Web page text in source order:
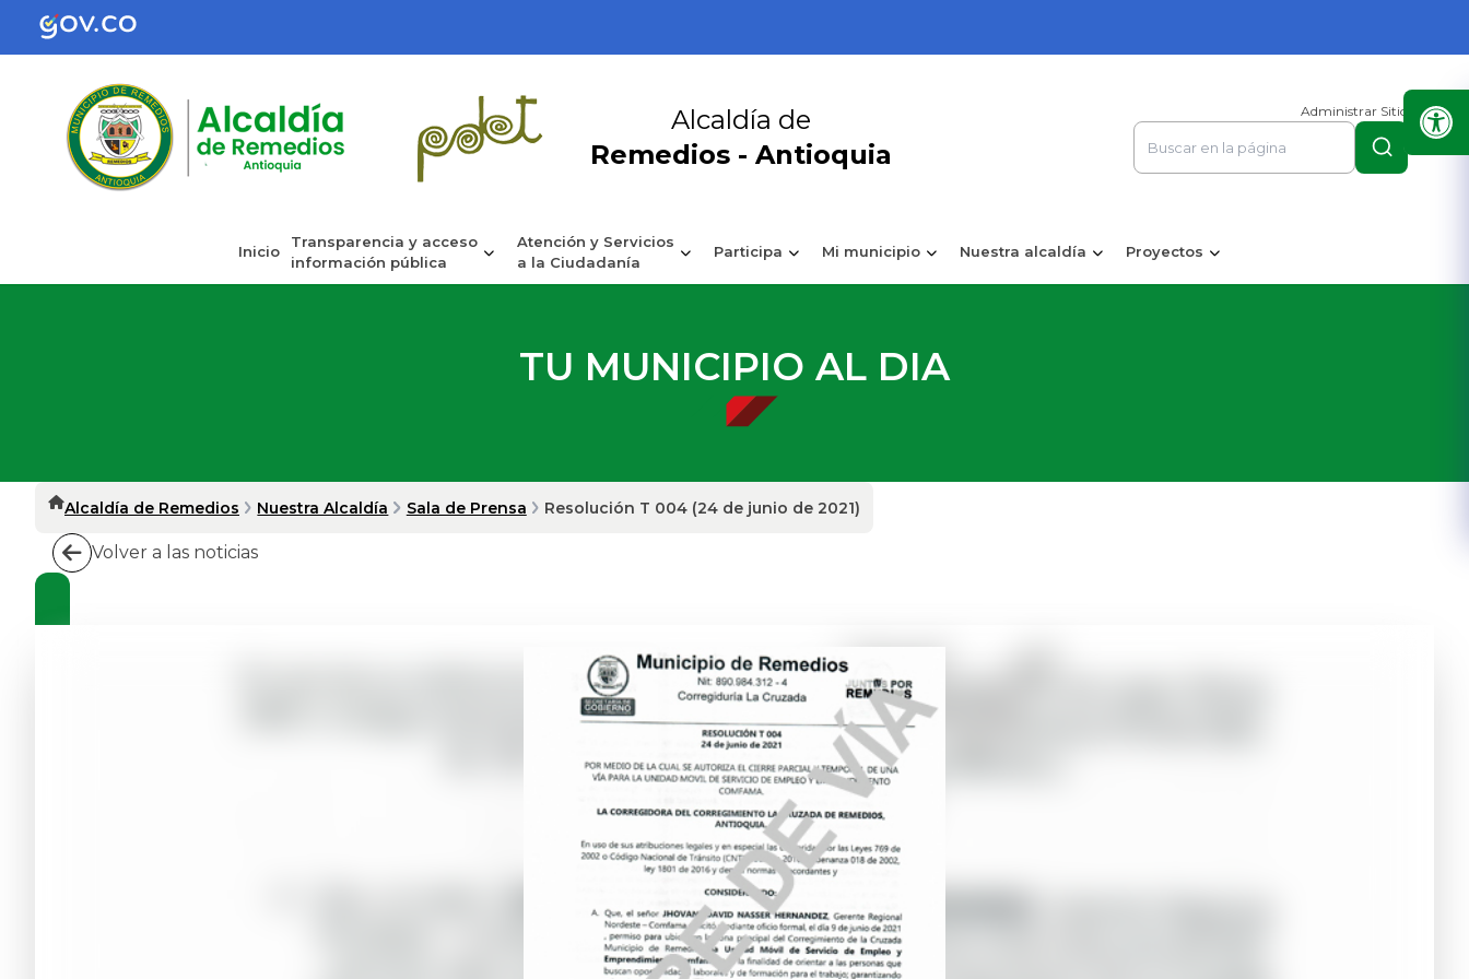
Alcaldía de
Remedios - Antioquia
Administrar Sitio
Inicio
Transparencia y acceso
información pública
Atención y Servicios
a la Ciudadanía
Participa Mi municipio Nuestra alcaldía Proyectos
TU MUNICIPIO AL DIA
Alcaldía de Remedios Nuestra Alcaldía Sala de Prensa Resolución T 004 (24 de junio de 2021)
Volver a las noticias